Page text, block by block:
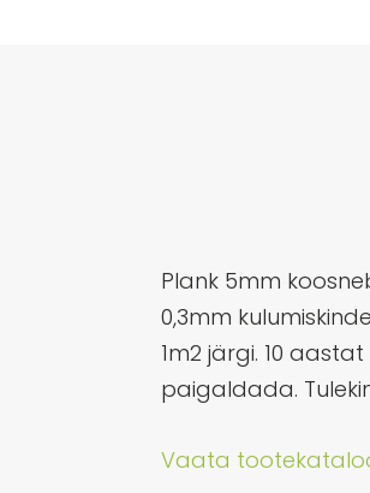
Plank 5mm
0,3mm
1m2 järgi. 10
paigaldada.
Vaata